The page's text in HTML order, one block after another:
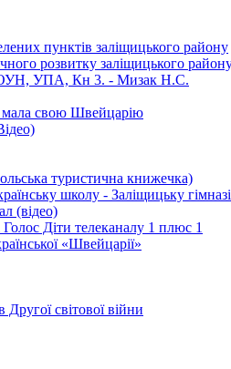
пунктів заліщицького району
розвитку заліщицького
ОУН, УПА, Кн 3. - Мизак Н.С.
мала свою Швейцарію
туристична книжечка)
школу - Заліщицьку
(відео)
Діти телеканалу 1 плюс 1
«Швейцарії»
світової війни